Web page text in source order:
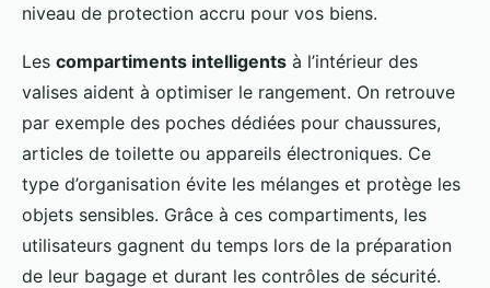
niveau de protection accru pour vos biens.
Les compartiments intelligents à l’intérieur des
valises aident à optimiser le rangement. On retrouve
par exemple des poches dédiées pour chaussures,
articles de toilette ou appareils électroniques. Ce
type d’organisation évite les mélanges et protège les
objets sensibles. Grâce à ces compartiments, les
utilisateurs gagnent du temps lors de la préparation
de leur bagage et durant les contrôles de sécurité.